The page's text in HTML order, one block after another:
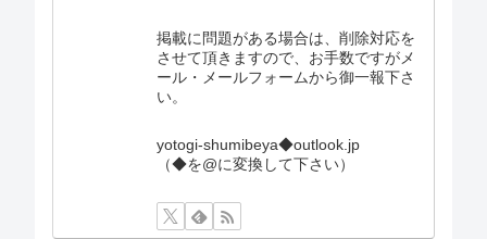
掲載に問題がある場合は、削除対応を
させて頂きますので、お手数ですがメ
ール・メールフォームから御一報下さ
い。
yotogi-shumibeya◆outlook.jp
（◆を@に変換して下さい）